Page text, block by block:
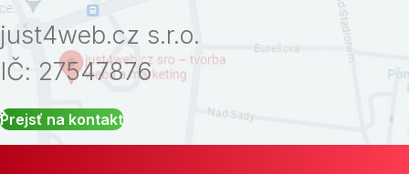
just4web.cz s.r.o.
IČ: 27547876
Prejsť na kontakt